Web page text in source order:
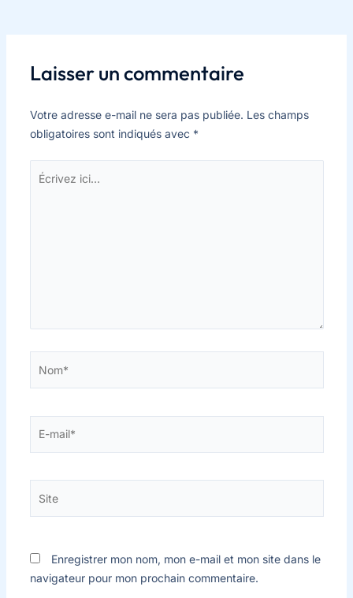
Laisser un commentaire
Votre adresse e-mail ne sera pas publiée. Les champs
obligatoires sont indiqués avec *
ici…
Enregistrer mon nom, mon e-mail et mon site dans le
navigateur pour mon prochain commentaire.